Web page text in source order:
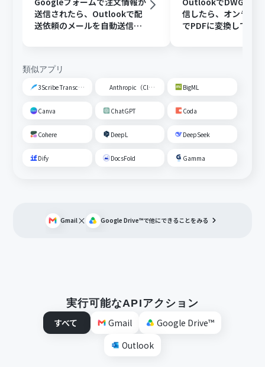
送信されたら、Outlookで配
送依頼のメールを自動送信す
信したら、オンライ
でPDFに変換して
類似アプリ
3Scribe Transcription Anthropic（Claude） BigML
Canva ChatGPT Coda
Cohere DeepL DeepSeek
Dify DocsFold Gamma
Gmail× Google Drive™で他にできることをみる
実行可能なAPIアクション
すべて
Gmail
Google Drive™
Outlook